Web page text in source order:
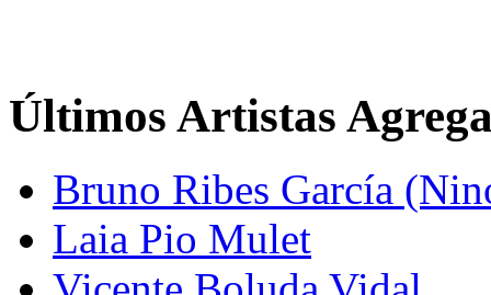
Últimos Artistas
Bruno Ribes García
Laia Pio Mulet